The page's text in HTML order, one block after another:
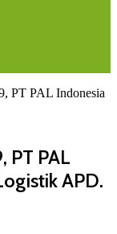
PT PAL Indonesia
PT PAL
APD.